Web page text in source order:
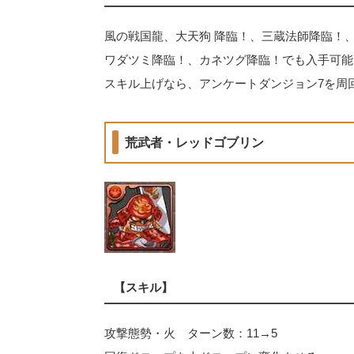
風の戦国龍、大天狗 降臨！、三蔵法師降臨！、
ワダツミ降臨！、カネツグ降臨！でも入手可能
スキル上げなら、アンケートダンジョン7を周
荒武者・レッドゴブリン
【スキル】
攻撃態勢・火 ターン数：11→5